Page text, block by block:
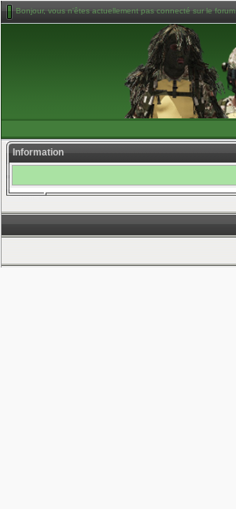
Bonjour, vous n'êtes actuellement pas connecté sur le forum
Information